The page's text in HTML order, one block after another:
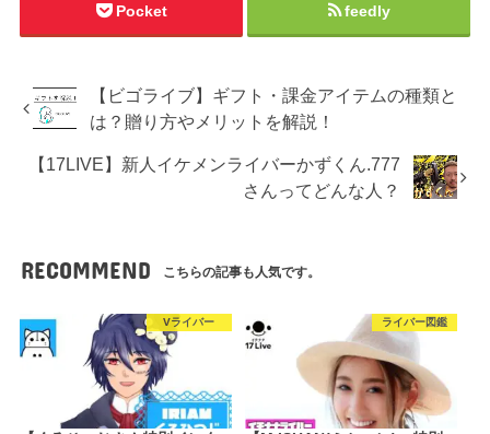
Pocket feedly
【ビゴライブ】ギフト・課金アイテムの種類と
は？贈り方やメリットを解説！
【17LIVE】新人イケメンライバーかずくん.777
さんってどんな人？
RECOMMEND こちらの記事も人気です。
Vライバー ライバー図鑑